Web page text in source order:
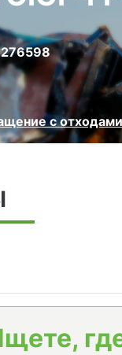
с отходами